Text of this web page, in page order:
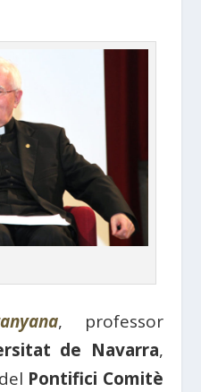
, professor
de Navarra,
Pontifici Comitè